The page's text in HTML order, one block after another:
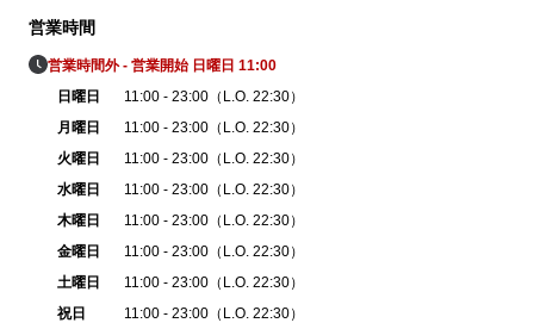
営業時間
営業時間外 - 営業開始 日曜日 11:00
日曜日
11:00 - 23:00（L.O. 22:30）
月曜日
11:00 - 23:00（L.O. 22:30）
火曜日
11:00 - 23:00（L.O. 22:30）
水曜日
11:00 - 23:00（L.O. 22:30）
木曜日
11:00 - 23:00（L.O. 22:30）
金曜日
11:00 - 23:00（L.O. 22:30）
土曜日
11:00 - 23:00（L.O. 22:30）
祝日
11:00 - 23:00（L.O. 22:30）